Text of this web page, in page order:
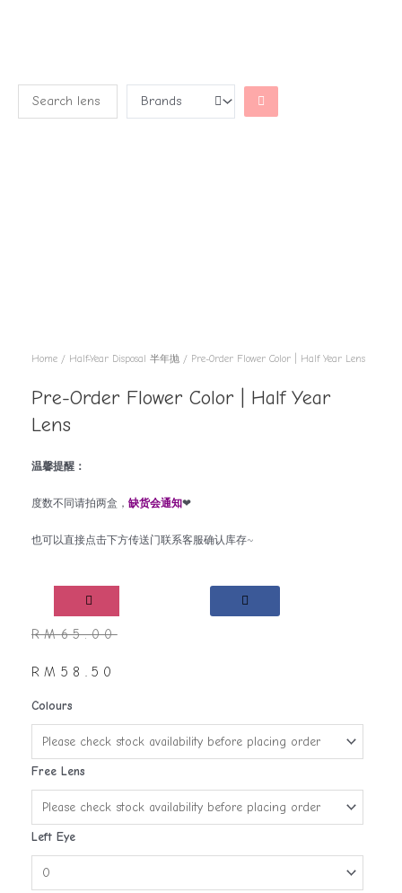
Home / Half-Year Disposal 半年抛 / Pre-Order Flower Color | Half Year Lens
Pre-Order Flower Color | Half Year
Lens
温馨提醒：
度数不同请拍两盒， 缺货会通知❤
也可以直接点击下方传送门联系客服确认库存~
RM65.00
RM 58.50
Colours
Free Lens
Left Eye